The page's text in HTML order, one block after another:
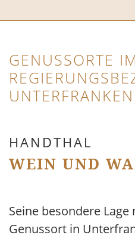
GENUSSORTE IM
UNTERFRANKEN
HANDTHAL
WEIN UND
Seine besondere
Genussort in